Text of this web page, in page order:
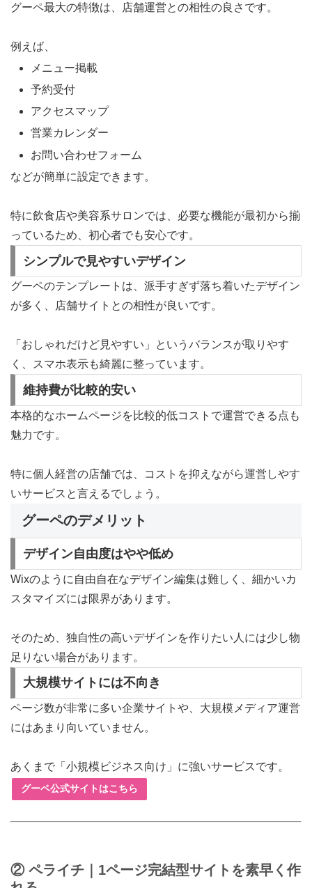
グーペ最大の特徴は、店舗運営との相性の良さです。
例えば、
メニュー掲載
予約受付
アクセスマップ
営業カレンダー
お問い合わせフォーム
などが簡単に設定できます。
特に飲食店や美容系サロンでは、必要な機能が最初から揃
っているため、初心者でも安心です。
シンプルで見やすいデザイン
グーペのテンプレートは、派手すぎず落ち着いたデザイン
が多く、店舗サイトとの相性が良いです。
「おしゃれだけど見やすい」というバランスが取りやす
く、スマホ表示も綺麗に整っています。
維持費が比較的安い
本格的なホームページを比較的低コストで運営できる点も
魅力です。
特に個人経営の店舗では、コストを抑えながら運営しやす
いサービスと言えるでしょう。
グーペのデメリット
デザイン自由度はやや低め
Wixのように自由自在なデザイン編集は難しく、細かいカ
スタマイズには限界があります。
そのため、独自性の高いデザインを作りたい人には少し物
足りない場合があります。
大規模サイトには不向き
ページ数が非常に多い企業サイトや、大規模メディア運営
にはあまり向いていません。
あくまで「小規模ビジネス向け」に強いサービスです。
グーペ公式サイトはこちら
② ペライチ｜1ページ完結型サイトを素早く作